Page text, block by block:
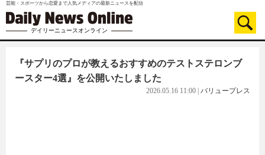
芸能・スポーツから恋愛まで人気メディアの最新ニュースを配信
デイリーニュースオンライン
『サプリのプロが教えるおすすめのテストステロンブ
ースター4選』を公開いたしました
2026.05.16 11:00 バリュープレス